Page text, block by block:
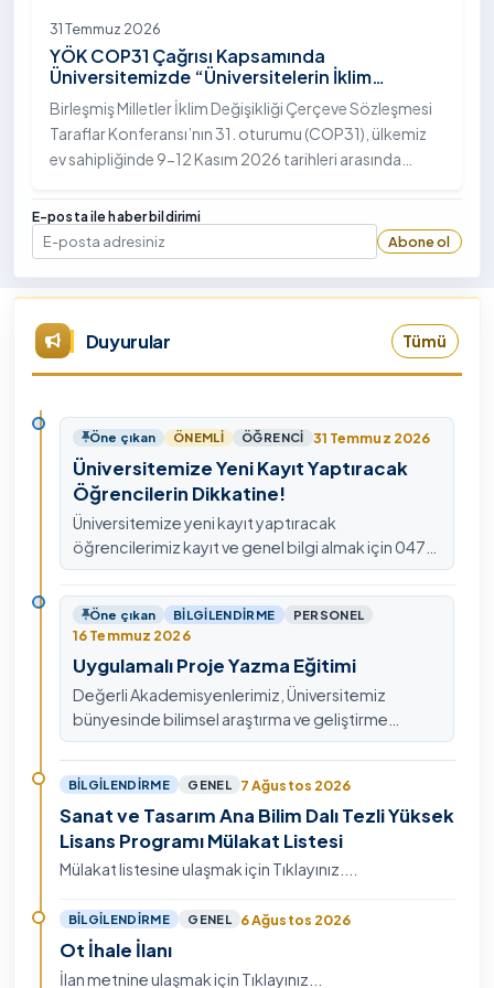
31 Temmuz 2026
YÖK COP31 Çağrısı Kapsamında
Üniversitemizde “Üniversitelerin İklim
Diplomasisindeki Rolü” Konulu Bilgilendirme
Toplantısı Yapıldı
Birleşmiş Milletler İklim Değişikliği Çerçeve Sözleşmesi
Taraflar Konferansı’nın 31. oturumu (COP31), ülkemiz
ev sahipliğinde 9-12 Kasım 2026 tarihleri arasında
Yükseköğretim Kurulu (YÖK), üniversitelerin akademik
katkı ve proje bildirimlerini koordine etme çağrısında
bulundu. Ardahan Üniversitesinde 31 Temmuz 2026
E-posta ile haber bildirimi
E-posta
Abone ol
Duyurular Tümü
Öne çıkan ÖNEMLI ÖĞRENCI 31 Temmuz 2026
Üniversitemize Yeni Kayıt Yaptıracak
Öğrencilerin Dikkatine!
Üniversitemize yeni kayıt yaptıracak
öğrencilerimiz kayıt ve genel bilgi almak için 0478
211 75 75 Dahili: 1913 nolu telefondan
ulaşabilirsiniz.
Öne çıkan BILGILENDIRME PERSONEL
16 Temmuz 2026
Uygulamalı Proje Yazma Eğitimi
Değerli Akademisyenlerimiz, Üniversitemiz
bünyesinde bilimsel araştırma ve geliştirme
kültürünü güçlendirmek, ulusal ve uluslararası fon
mekanizmala…
BILGILENDIRME GENEL 7 Ağustos 2026
Sanat ve Tasarım Ana Bilim Dalı Tezli Yüksek
Lisans Programı Mülakat Listesi
Mülakat listesine ulaşmak için Tıklayınız....
BILGILENDIRME GENEL 6 Ağustos 2026
Ot İhale İlanı
İlan metnine ulaşmak için Tıklayınız...